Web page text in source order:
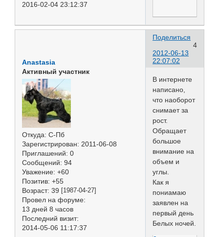
2016-02-04 23:12:37
Поделиться
4
2012-06-13
22:07:02
Anastasia
Активный участник
Откуда: С-Пб
Зарегистрирован: 2011-06-08
Приглашений: 0
Сообщений: 94
Уважение: +60
Позитив: +55
Возраст: 39 [1987-04-27]
Провел на форуме:
13 дней 8 часов
Последний визит:
2014-05-06 11:17:37
В интернете
написано,
что наоборот
снимает за
рост.
Обращает
большое
внимание на
объем и
углы.
Как я
пониамаю
заявлен на
первый день
Белых ночей.